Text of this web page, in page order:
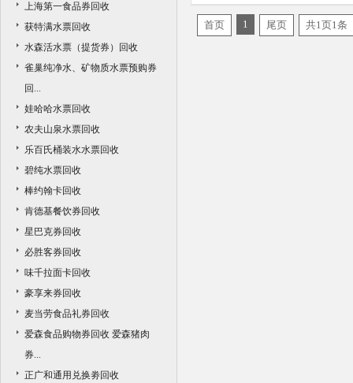
上海第一食品券回收
获特满水票回收
水森活水票（提货券）回收
雀巢纯净水、矿物质水票预购券
回...
娃哈哈水票回收
农夫山泉水票回收
乐百氏桶装水水票回收
碧纯水票回收
棒约翰卡回收
肯德基餐饮券回收
星巴克券回收
必胜客券回收
味千拉面卡回收
豪享来券回收
麦当劳食品礼券回收
爱森食品购物券回收 爱森猪肉
券...
正广和通用兑换劵回收
首页 1 尾页 共1页1条